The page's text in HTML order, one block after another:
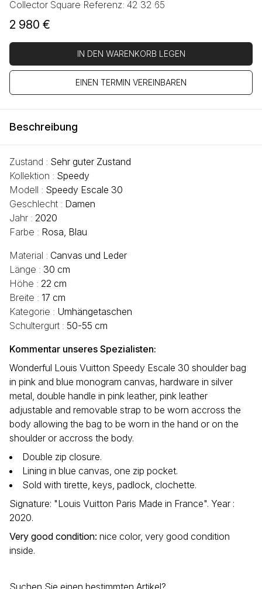
Collector Square Referenz: 42 32 65
2 980 €
IN DEN WARENKORB LEGEN
EINEN TERMIN VEREINBAREN
Beschreibung
Zustand : Sehr guter Zustand
Kollektion : Speedy
Modell : Speedy Escale 30
Geschlecht : Damen
Jahr : 2020
Farbe : Rosa, Blau
Material : Canvas und Leder
Länge : 30 cm
Höhe : 22 cm
Breite : 17 cm
Kategorie : Umhängetaschen
Schultergurt : 50-55 cm
Kommentar unseres Spezialisten:
Wonderful Louis Vuitton Speedy Escale 30 shoulder bag
in pink and blue monogram canvas, hardware in silver
metal, double handle in pink leather, pink leather
adjustable and removable strap to be worn accross the
body allowing the bag to be worn in the hand or on the
shoulder or accross the body.
Double zip closure.
Lining in blue canvas, one zip pocket.
Sold with tirette, keys, padlock, clochette.
Signature: "Louis Vuitton Paris Made in France". Year :
2020.
Very good condition: nice color, very good condition
inside.